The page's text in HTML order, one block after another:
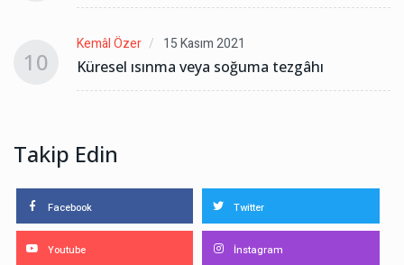
10
Kemâl Özer 15 Kasım 2021
Küresel ısınma veya soğuma tezgâhı
Takip Edin
Facebook Twitter
Youtube İnstagram